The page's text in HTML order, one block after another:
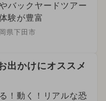
バックヤードツアー
験が豊富
県下田市
出かけにオススメ
！動く！リアルな恐